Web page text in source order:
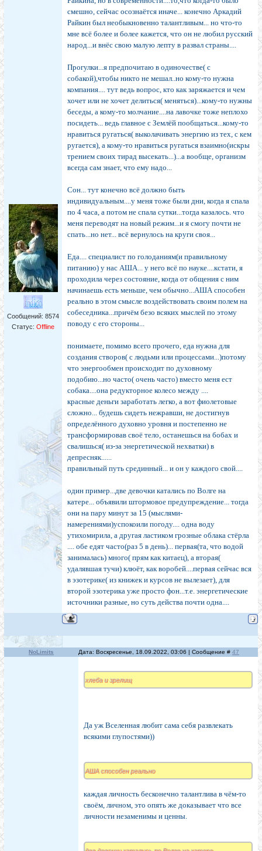
Сообщений: 8574
Статус: Offline
смешно, сейчас осознаётся иначе... конечно Аркадий
Райкин был необыкновенно талантливым... но что-то
мне всё более и более кажется, что он не любил русский
народ...и внёс свою малую лепту в развал страны....
Прогулки...я предпочитаю в одиночестве( с
собакой),чтобы никто не мешал..но кому-то нужна
компания.... тут ведь вопрос, кто как заряжается и чем
хочет или не хочет делиться( меняться)...кому-то нужны
беседы, а кому-то молчание....на лавочке тоже неплохо
посидеть... ведь главное с Землёй пообщаться...кому-то
нравиться ругаться( выколачивать энергию из тех, с кем
ругается), а кому-то нравиться ругаться взаимно(искры
трением своих тирад высекать...)...а вообще, организм
всегда сам знает, что ему надо...
Сон... тут конечно всё должно быть
индивидуальным....у меня тоже были дни, когда я спала
по 4 часа, а потом не спала сутки...тогда казалось. что
меня переводят на новый режим...и я смогу почти не
спать...но нет... всё вернулось на круги своя...
Еда.... специалист по голоданиям(и правильному
питанию) у нас АША... у него всё по науке....кстати, я
проходила через состояние, когда от общения с ним
начинаешь есть меньше, чем обычно...АША способен
реально в этом смысле воздействовать своим полем на
собеседника...причём безо всяких мыслей по этому
поводу с его стороны...
понимаете, помимо всего прочего, еда нужна для
создания створов( с людьми или процессами...)потому
что энергообмен происходит по духовному
подобию...но часто( очень часто) вместо меня ест
собака....она редукторное колесо между ....
красные деньги заработать легко, а вот фиолетовые
сложно... будешь сидеть нежравши, не достигнув
определённого духовно уровня и постепенно не
трансформировав своё тело, останешься на бобах и
свалишься( из-за энергетической нехватки) в
депресняк......
правильный путь срединный... и он у каждого свой....
один пример...две девочки катались по Волге на
катере... объявили штормовое предупреждение... тогда
они на пару минут за 15 (мыслями-
намерениями)успокоили погоду.... одна воду
утихомирила, а другая ластиком грозные облака стёрла
.... обе едят часто(раз 5 в день)... первая(та, что водой
занималась) много( прям как китаец), а вторая(
удалявшая тучи) клюёт, как воробей....первая сейчас вся
в эзотерике( из книжек и курсов не вылезает), для
второй эзотерика уже просто фон...т.е. энергетические
источники разные, но суть действа почти одна....
NoLimits Дата: Воскресенье, 18.09.2022, 03:06 | Сообщение # 47
хлеба и зрелищ
Да уж Вселенная любит сама себя развлекать
всякими глупостями))
АША способен реально
каждая личность бесконечно талантлива в чём-то
своём, личном, это опять же доказывает что все
личности незаменимы и ценны.